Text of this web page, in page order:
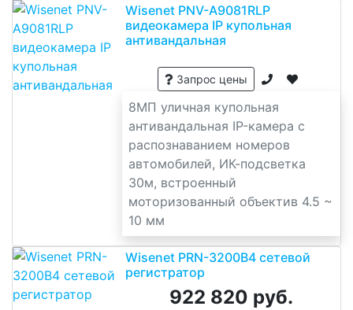
Wisenet PNV-A9081RLP
видеокамера IP купольная
антивандальная
Запрос цены
8МП уличная купольная
антивандальная IP-камера с
распознаванием номеров
автомобилей, ИК-подсветка
30м, встроенный
моторизованный объектив 4.5 ~
10 мм
Wisenet PRN-3200B4 сетевой
регистратор
922 820 руб.